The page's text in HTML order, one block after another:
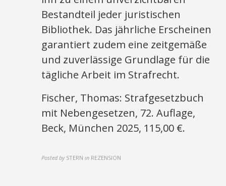
Bestandteil jeder juristischen
Bibliothek. Das jährliche Erscheinen
garantiert zudem eine zeitgemäße
und zuverlässige Grundlage für die
tägliche Arbeit im Strafrecht.
Fischer, Thomas: Strafgesetzbuch
mit Nebengesetzen, 72. Auflage,
Beck, München 2025, 115,00 €.
Posted by STERN in REZENSION